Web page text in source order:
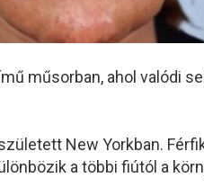
műsorban, ahol valódi
New Yorkban.
a többi fiútól a